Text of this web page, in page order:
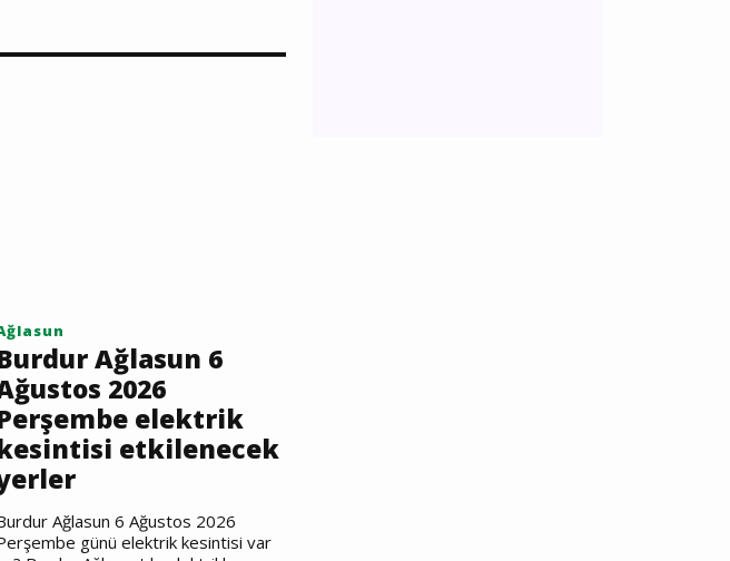
Ağlasun 6
2026
elektrik
etkilenecek
Ağlasun 6 Ağustos 2026
günü elektrik kesintisi var